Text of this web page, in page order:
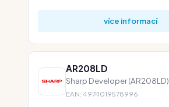
více informací
AR208LD
Sharp Developer (AR208LD)
EAN: 4974019578996